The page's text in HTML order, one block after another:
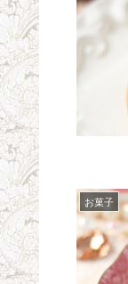
お菓子